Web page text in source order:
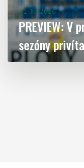
31. Júl 2026
PREVIEW: V
sezóny